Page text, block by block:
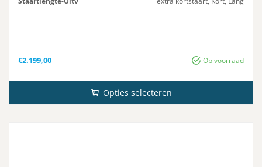
Op voorraad
€2.199,00
Opties selecteren